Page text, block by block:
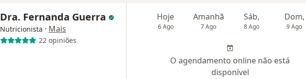
Dra. Fernanda Guerra
Nutricionista · Mais
22 opiniões
Hoje
6 Ago
Amanhã
7 Ago
Sáb,
8 Ago
Dom,
9 Ago
O agendamento online não está
disponível